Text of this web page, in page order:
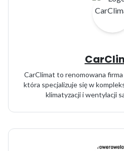
CarClimat to renomowana
która specjalizuje się w
klimatyzacji i wentylacji